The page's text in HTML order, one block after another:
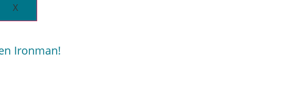
X
Ironman!